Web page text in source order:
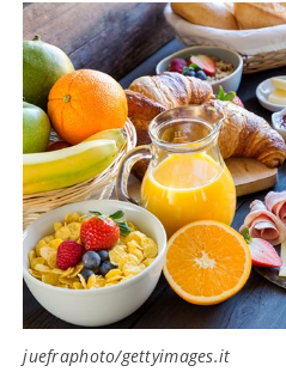
juefraphoto/gettyimages.it